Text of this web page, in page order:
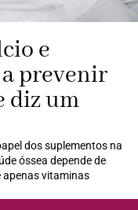
e
prevenir
diz um
dos suplementos na
óssea depende de
apenas vitaminas